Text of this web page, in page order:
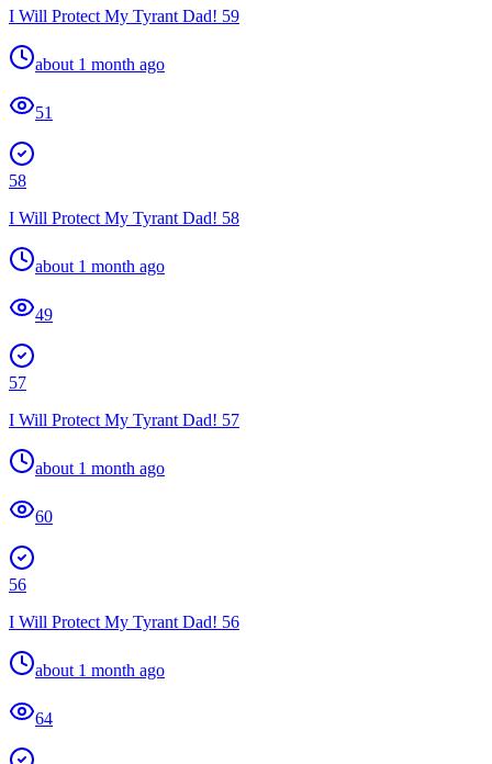
I Will Protect My Tyrant Dad! 59
about 1 month ago
51
58
I Will Protect My Tyrant Dad! 58
about 1 month ago
49
57
I Will Protect My Tyrant Dad! 57
about 1 month ago
60
56
I Will Protect My Tyrant Dad! 56
about 1 month ago
64